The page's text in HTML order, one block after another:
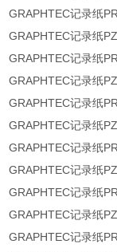
GRAPHTEC记录纸
GRAPHTEC记录纸
GRAPHTEC记录纸
GRAPHTEC记录纸
GRAPHTEC记录纸
GRAPHTEC记录纸
GRAPHTEC记录纸
GRAPHTEC记录纸
GRAPHTEC记录纸
GRAPHTEC记录纸
GRAPHTEC记录纸